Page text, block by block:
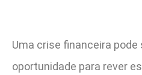
Uma crise financeira
oportunidade para rever